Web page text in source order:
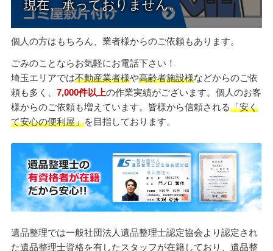
個人の方はもちろん、業者様からのご依頼もあります。
ごみのことならお気軽にお電話下さい！
埼玉エリアでは不動産業者様や高齢者施設様などからのご依
頼も多く、 7,000件以上の作業実績がございます。個人のお客
様からのご依頼も増えています。皆様から信頼される「安く
て安心の便利屋」を目指しております。
遺品整理では一般社団法人遺品整理士認定協会より認定され
た遺品整理士資格を有したスタッフが在籍しており、遺品整